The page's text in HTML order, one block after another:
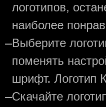
логотипов,
наиболее
—Выберите
поменять
шрифт. Логотип
—Скачайте